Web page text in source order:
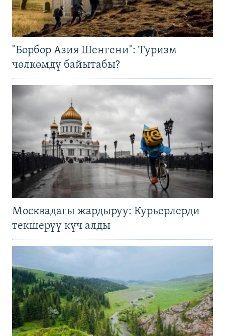
"Борбор Азия Шенгени": Туризм
чөлкөмдү байытабы?
Москвадагы жардыруу: Курьерлерди
текшерүү күч алды